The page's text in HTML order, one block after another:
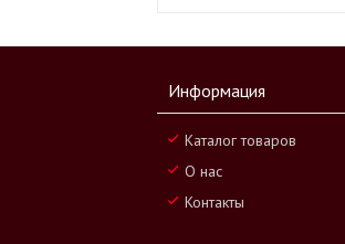
Информация
Каталог товаров
О нас
Контакты